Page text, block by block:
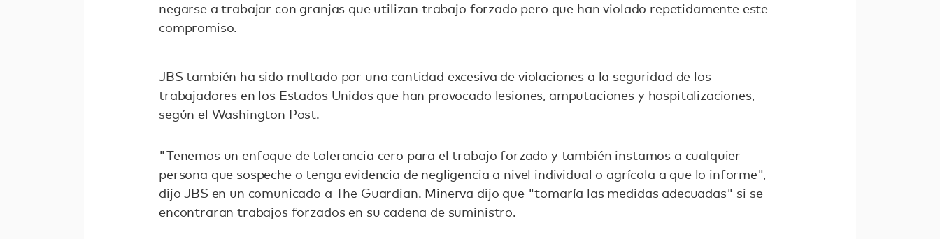
negarse a trabajar con granjas que utilizan trabajo forzado pero que han violado repetidamente este
compromiso.
JBS también ha sido multado por una cantidad excesiva de violaciones a la seguridad de los
trabajadores en los Estados Unidos que han provocado lesiones, amputaciones y hospitalizaciones,
según el Washington Post.
"Tenemos un enfoque de tolerancia cero para el trabajo forzado y también instamos a cualquier
persona que sospeche o tenga evidencia de negligencia a nivel individual o agrícola a que lo informe",
dijo JBS en un comunicado a The Guardian. Minerva dijo que "tomaría las medidas adecuadas" si se
encontraran trabajos forzados en su cadena de suministro.